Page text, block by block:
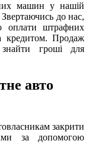
машин у нашій
Звертаючись до нас,
оплати штрафних
кредитом. Продаж
гроші для
авто
закрити
за допомогою